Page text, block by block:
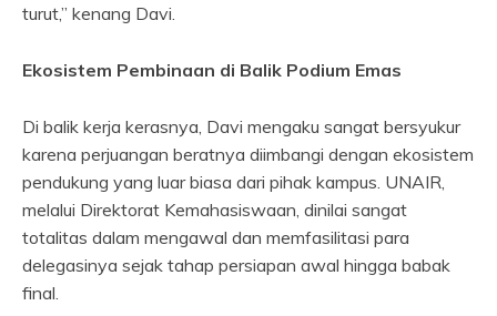
turut,” kenang Davi.
Ekosistem Pembinaan di Balik Podium Emas
Di balik kerja kerasnya, Davi mengaku sangat bersyukur
karena perjuangan beratnya diimbangi dengan ekosistem
pendukung yang luar biasa dari pihak kampus. UNAIR,
melalui Direktorat Kemahasiswaan, dinilai sangat
totalitas dalam mengawal dan memfasilitasi para
delegasinya sejak tahap persiapan awal hingga babak
final.